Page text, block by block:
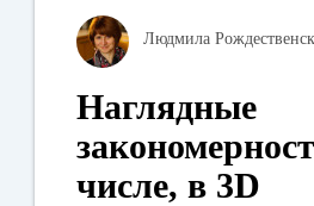
Людмила
Наглядные
числе, в 3D